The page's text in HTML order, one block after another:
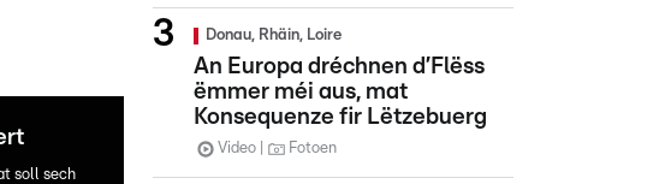
soll sech
Donau, Rhäin, Loire
An Europa dréchnen d’Flëss
ëmmer méi aus, mat
Konsequenze fir Lëtzebuerg
Video Fotoen